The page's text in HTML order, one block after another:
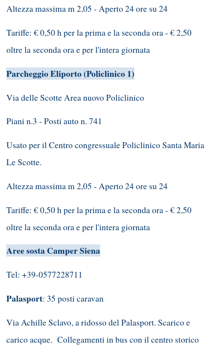
Altezza massima m 2,05 - Aperto 24 ore su 24
Tariffe: € 0,50 h per la prima e la seconda ora - € 2,50
oltre la seconda ora e per l'intera giornata
Parcheggio Eliporto (Policlinico 1)
Via delle Scotte Area nuovo Policlinico
Piani n.3 - Posti auto n. 741
Usato per il Centro congressuale Policlinico Santa Maria
Le Scotte.
Altezza massima m 2,05 - Aperto 24 ore su 24
Tariffe: € 0,50 h per la prima e la seconda ora - € 2,50
oltre la seconda ora e per l'intera giornata
Aree sosta Camper Siena
Tel: +39-0577228711
Palasport: 35 posti caravan
Via Achille Sclavo, a ridosso del Palasport. Scarico e
carico acque. Collegamenti in bus con il centro storico